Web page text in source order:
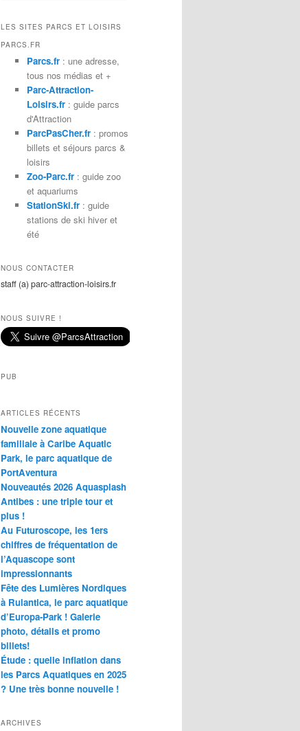
h
e
LES SITES PARCS ET LOISIRS
PARCS.FR
Parcs.fr: une adresse,
tous nos médias et +
Parc-Attraction-
Loisirs.fr: guide parcs
d'Attraction
ParcPasCher.fr: promos
billets et séjours parcs &
loisirs
Zoo-Parc.fr: guide zoo
et aquariums
StationSki.fr: guide
stations de ski hiver et
été
NOUS CONTACTER
staff (a) parc-attraction-loisirs.fr
NOUS SUIVRE !
PUB
ARTICLES RÉCENTS
Nouvelle zone aquatique
familiale à Caribe Aquatic
Park, le parc aquatique de
PortAventura
Nouveautés 2026 Aquasplash
Antibes : une triple tour et
plus !
Au Futuroscope, les 1ers
chiffres de fréquentation de
l’Aquascope sont
impressionnants
Fête des Lumières Nordiques
à Rulantica, le parc aquatique
d’Europa-Park ! Galerie
photo, détails et promo
billets!
Étude : quelle inflation dans
les Parcs Aquatiques en 2025
? Une très bonne nouvelle !
ARCHIVES